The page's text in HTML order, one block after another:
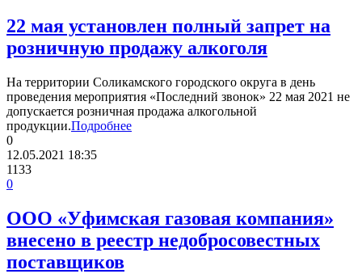
22 мая установлен полный запрет на
розничную продажу алкоголя
На территории Соликамского городского округа в день
проведения мероприятия «Последний звонок» 22 мая 2021 не
допускается розничная продажа алкогольной
продукции.Подробнее
0
12.05.2021 18:35
1133
0
ООО «Уфимская газовая компания»
внесено в реестр недобросовестных
поставщиков